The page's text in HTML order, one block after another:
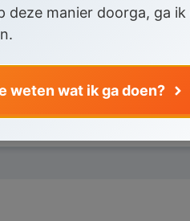
Probeer
deze manier doorga, ga
weten wat ik ga doen?